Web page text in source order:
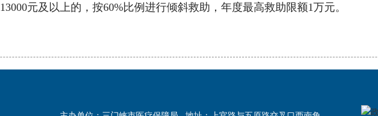
13000元及以上的，按60%比例进行倾斜救助，年度最高救助限额1万元。